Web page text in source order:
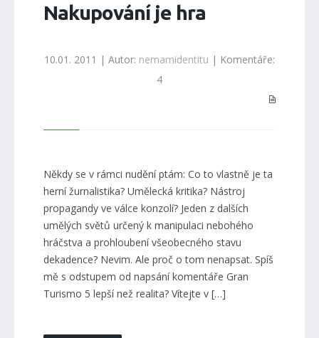
Nakupování je hra
10.01. 2011 | Autor: nemamidentitu | Komentáře:
4
Někdy se v rámci nudění ptám: Co to vlastně je ta
herní žurnalistika? Umělecká kritika? Nástroj
propagandy ve válce konzolí? Jeden z dalších
umělých světů určený k manipulaci nebohého
hráčstva a prohloubení všeobecného stavu
dekadence? Nevim. Ale proč o tom nenapsat. Spíš
mě s odstupem od napsání komentáře Gran
Turismo 5 lepší než realita? Vítejte v […]